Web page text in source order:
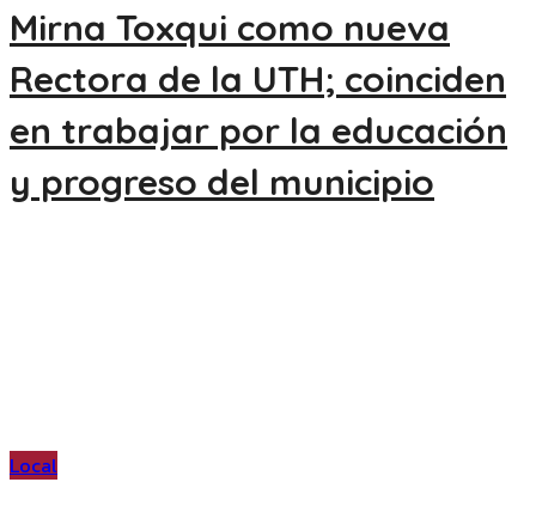
Mirna Toxqui como nueva
Rectora de la UTH; coinciden
en trabajar por la educación
y progreso del municipio
Local